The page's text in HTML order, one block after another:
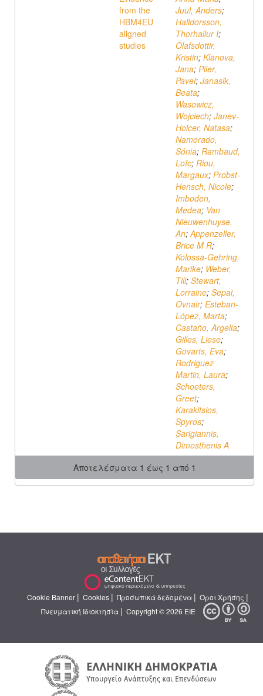
from the
HBM4EU
aligned
studies
Juul, Anders;
Halldorsson,
Thorhallur I;
Olafsdottir,
Kristin; Klanova,
Jana; Piler,
Pavel; Janasik,
Beata;
Wasowicz,
Wojciech; Janev-
Holcer, Natasa;
Namorado,
Sónia; Rambaud,
Loïc; Riou,
Margaux; Probst-
Hensch, Nicole;
Imboden,
Medea; Van
Nieuwenhuyse,
An;Appenzeller,
Brice M R;
Kolossa-Gehring,
Marike; Weber,
Till; Stewart,
Lorraine; Sepai,
Ovnair; Esteban-
López, Marta;
Castaño, Argelia;
Gilles, Liese;
Govarts, Eva;
Rodriguez
Martin, Laura;
Schoeters,
Greet;
Karakitsios,
Spyros;
Sarigiannis,
Dimosthenis Α
Αποτελέσματα 1 έως 1 από 1
Cookie Banner | Cookies | Προσωπικά δεδομένα | Όροι Χρήσης |
Πνευματική Ιδιοκτησία | Copyright © 2026 ΕΙΕ